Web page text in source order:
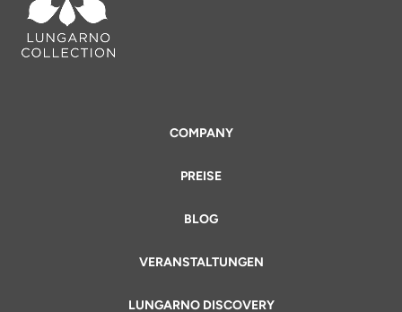
COMPANY
PREISE
BLOG
VERANSTALTUNGEN
LUNGARNO DISCOVERY